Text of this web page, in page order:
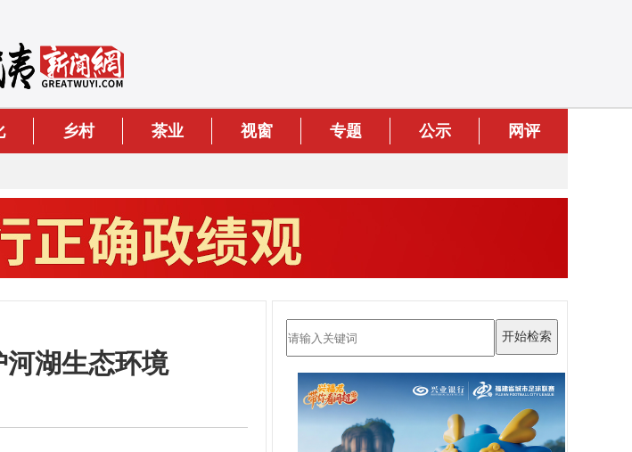
乡村 茶业 视窗 专题 公示 网评
河湖生态环境